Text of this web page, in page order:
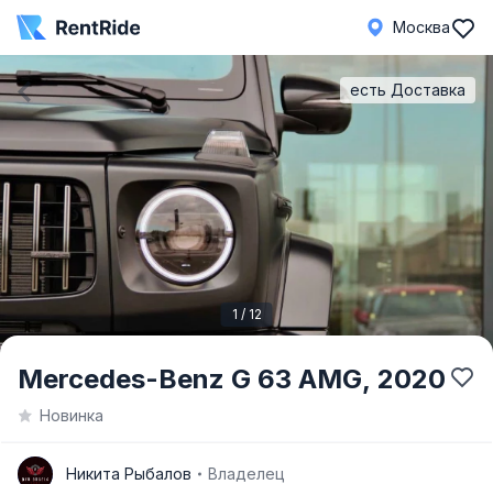
Москва
Item
1 / 12
есть Доставка
Mercedes-Benz G 63 AMG, 2020
Новинка
Н Никита Рыбалов Владелец